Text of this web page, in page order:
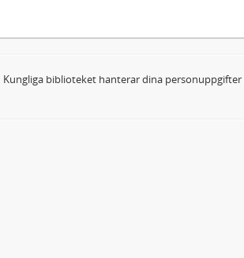
Kungliga biblioteket hanterar dina personuppgifter